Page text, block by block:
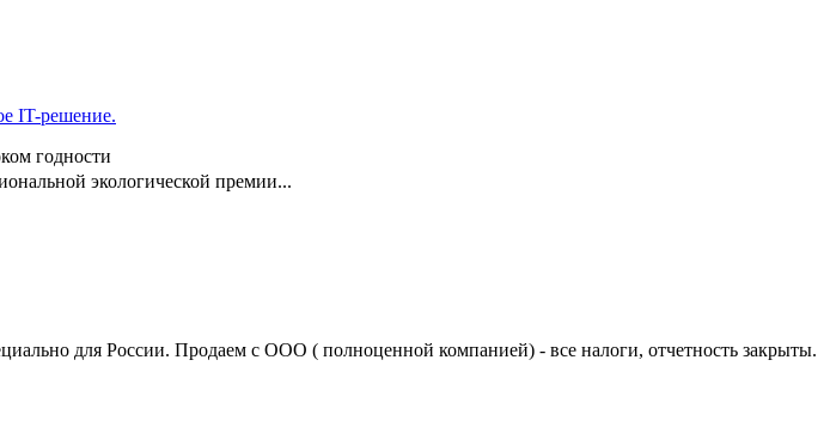
IT-решение.
годности
экологической премии...
для России. Продаем с ООО ( полноценной компанией) - все налоги, отчетность закрыты.